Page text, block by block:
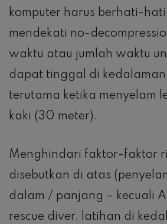
komputer harus berhati-
mendekati no-
waktu atau jumlah waktu
dapat tinggal di kedalaman
terutama ketika menyelam
kaki (30 meter).
Menghindari faktor-faktor
disebutkan di atas
dalam / panjang – kecuali
rescue diver, latihan di